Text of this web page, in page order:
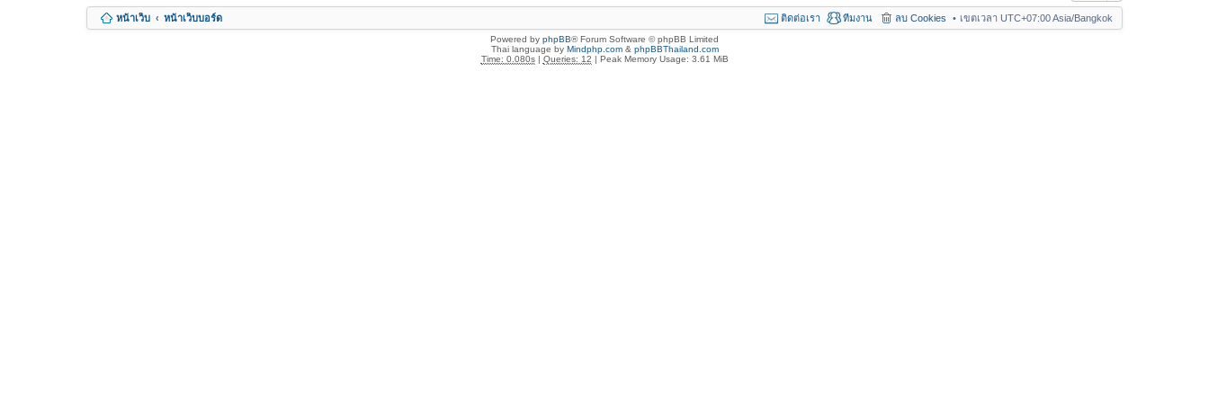
หน้าเว็บ หน้าเว็บบอร์ด เขตเวลา UTC+07:00 Asia/Bangkok
ลบ Cookies
ทีมงาน
ติดต่อเรา
Powered by phpBB® Forum Software © phpBB Limited
Thai language by Mindphp.com& phpBBThailand.com
Time: 0.080s| Queries: 12 | Peak Memory Usage: 3.61 MiB